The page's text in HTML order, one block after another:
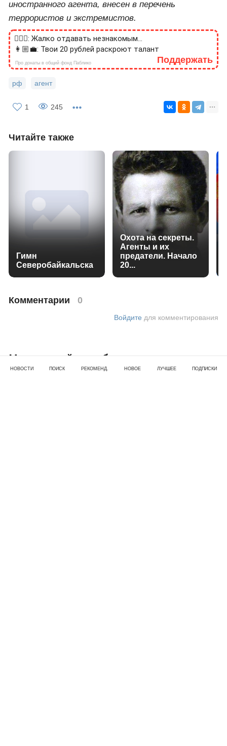
иностранного агента, внесен в перечень
террористов и экстремистов.
🙎🏻‍♂️: Жалко отдавать незнакомым...
👩🏼‍💼: Твои 20 рублей раскроют талант
Поддержать
Про донаты в общий фонд Паблико
рф агент
1 245
Читайте также
Гимн
Северобайкальска
Охота на секреты.
Агенты и их
предатели. Начало
20...
Комментарии 0
Войдите для комментирования
Надежный заработок в интернете
через банк: как избежать обмана и
НОВОСТИ ПОИСК РЕКОМЕНД. НОВОЕ ЛУЧШЕЕ ПОДПИСКИ